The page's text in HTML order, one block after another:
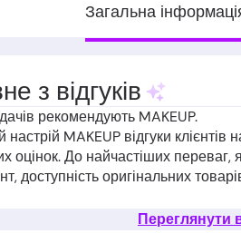
Загальна
з відгуків
рекомендують MAKEUP.
настрій MAKEUP відгуки
оцінок. До найчастіших переваг,
доступність оригінальних
а також конкурентні ціни йПереглянути